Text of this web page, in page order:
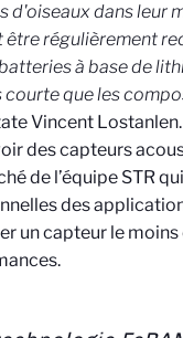
d'oiseaux dans leur
régulièrement
à base de
courte que les
Vincent
des capteurs
de l’équipe STR q
des
un capteur le